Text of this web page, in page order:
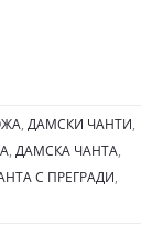
, ДАМСКИ ЧАНТИ,
, ДАМСКА ЧАНТА,
С ПРЕГРАДИ,